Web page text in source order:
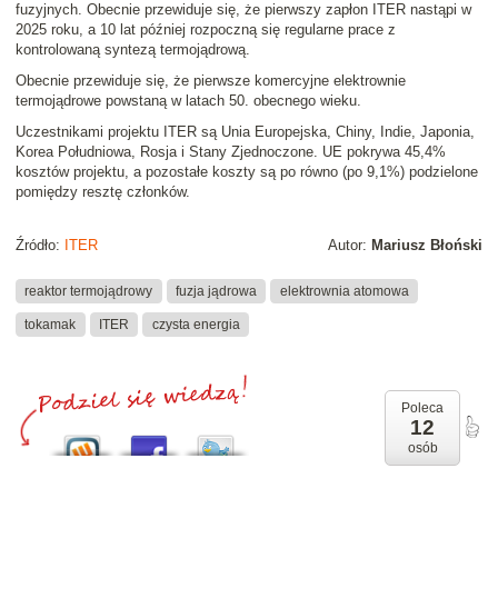
fuzyjnych. Obecnie przewiduje się, że pierwszy zapłon ITER nastąpi w
2025 roku, a 10 lat później rozpoczną się regularne prace z
kontrolowaną syntezą termojądrową.
Obecnie przewiduje się, że pierwsze komercyjne elektrownie
termojądrowe powstaną w latach 50. obecnego wieku.
Uczestnikami projektu ITER są Unia Europejska, Chiny, Indie, Japonia,
Korea Południowa, Rosja i Stany Zjednoczone. UE pokrywa 45,4%
kosztów projektu, a pozostałe koszty są po równo (po 9,1%) podzielone
pomiędzy resztę członków.
Autor: Mariusz Błoński
Źródło: ITER
reaktor termojądrowy fuzja jądrowa elektrownia atomowa
tokamak ITER czysta energia
Poleca
12
osób